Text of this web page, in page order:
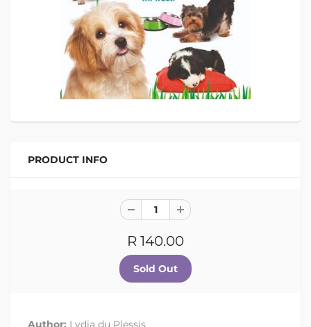
PRODUCT INFO
R 140.00
Author: Lydia du Plessis